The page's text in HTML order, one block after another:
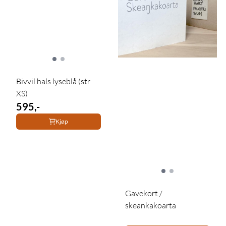
Bivvil hals lyseblå (str
XS)
595,-
Kjøp
Gavekort /
skeankakoarta